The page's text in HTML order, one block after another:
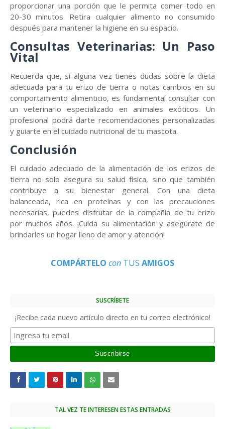
proporcionar una porción que le permita comer todo en
20-30 minutos. Retira cualquier alimento no consumido
después para mantener la higiene en su espacio.
Consultas Veterinarias: Un Paso
Vital
Recuerda que, si alguna vez tienes dudas sobre la dieta
adecuada para tu erizo de tierra o notas cambios en su
comportamiento alimenticio, es fundamental consultar con
un veterinario especializado en animales exóticos. Un
profesional podrá darte recomendaciones personalizadas
y guiarte en el cuidado nutricional de tu mascota.
Conclusión
El cuidado adecuado de la alimentación de los erizos de
tierra no solo asegura su salud física, sino que también
contribuye a su bienestar general. Con una dieta
balanceada, rica en proteínas y con las precauciones
necesarias, puedes disfrutar de la compañía de tu erizo
por muchos años. ¡Cuida su alimentación y asegúrate de
brindarles un hogar lleno de amor y atención!
COMPÁRTELO con TUS AMIGOS
SUSCRÍBETE
¡Recibe cada nuevo artículo directo en tu correo electrónico!
TAL VEZ TE INTERESEN ESTAS ENTRADAS